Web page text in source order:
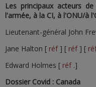
Les principaux acteurs
l'armée, à la CI, à l'ONU/à
Lieutenant-général John
Jane Halton [ réf] [ réf] [
Edward Holmes [ réf.]
Dossier Covid : Canada